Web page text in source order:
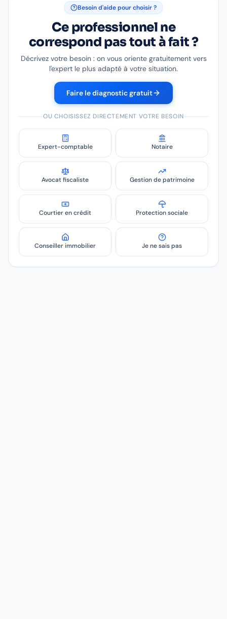
Besoin d'aide pour choisir ?
Ce professionnel ne
correspond pas tout à fait ?
Décrivez votre besoin : on vous oriente gratuitement vers
l'expert le plus adapté à votre situation.
Faire le diagnostic gratuit
OU CHOISISSEZ DIRECTEMENT VOTRE BESOIN
Expert-comptable Notaire
Avocat fiscaliste Gestion de patrimoine
Courtier en crédit Protection sociale
Conseiller immobilier Je ne sais pas